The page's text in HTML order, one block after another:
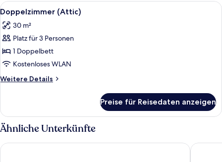
Alle
Fotos
für
Doppelzimmer
(Attic)
anzeigen
Ein Schlafzimmer mit
5
Doppelzimmer (Attic)
30 m²
Platz für 3 Personen
1 Doppelbett
Kostenloses WLAN
Weitere Details
Weitere
(Attic)
Preise für Reisedaten anzeigen
Ähnliche Unterkünfte
Abeloessa Methonian Hospitality Viva